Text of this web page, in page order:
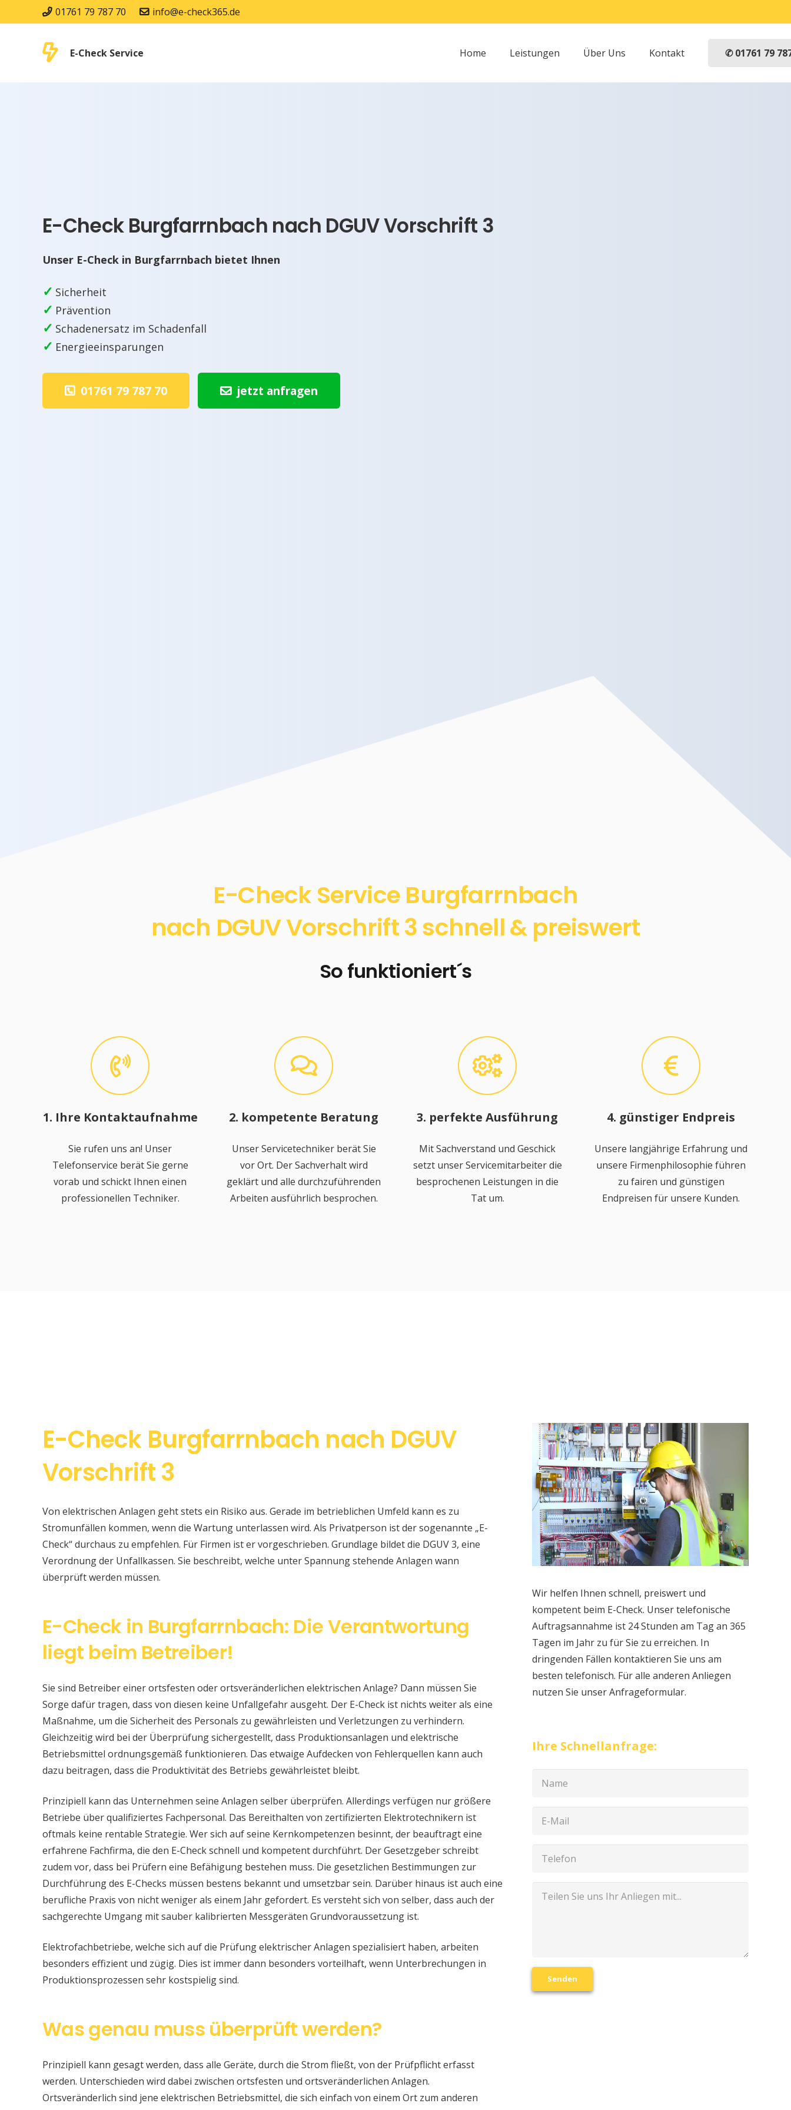
01761 79 787 70 info@e-check365.de
E-Check Service Home Leistungen Über Uns Kontakt ✆ 01761 79
E-Check Burgfarrnbach nach DGUV Vorschrift 3
Unser E-Check in Burgfarrnbach bietet Ihnen
✓ Sicherheit
✓ Prävention
✓ Schadenersatz im Schadenfall
✓ Energieeinsparungen
01761 79 787 70 jetzt anfragen
E-Check Service Burgfarrnbach
nach DGUV Vorschrift 3 schnell & preiswert
So funktioniert´s
1. Ihre Kontaktaufnahme
Sie rufen uns an! Unser
Telefonservice berät Sie gerne
vorab und schickt Ihnen einen
professionellen Techniker.
2. kompetente Beratung
Unser Servicetechniker berät Sie
vor Ort. Der Sachverhalt wird
geklärt und alle durchzuführenden
Arbeiten ausführlich besprochen.
3. perfekte Ausführung
Mit Sachverstand und Geschick
setzt unser Servicemitarbeiter die
besprochenen Leistungen in die
Tat um.
4. günstiger Endpreis
Unsere langjährige Erfahrung und
unsere Firmenphilosophie führen
zu fairen und günstigen
Endpreisen für unsere Kunden.
E-Check Burgfarrnbach nach DGUV
Vorschrift 3
Von elektrischen Anlagen geht stets ein Risiko aus. Gerade im betrieblichen Umfeld kann es zu
Stromunfällen kommen, wenn die Wartung unterlassen wird. Als Privatperson ist der sogenannte „E-
Check“ durchaus zu empfehlen. Für Firmen ist er vorgeschrieben. Grundlage bildet die DGUV 3, eine
Verordnung der Unfallkassen. Sie beschreibt, welche unter Spannung stehende Anlagen wann
überprüft werden müssen.
E-Check in Burgfarrnbach: Die Verantwortung
liegt beim Betreiber!
Sie sind Betreiber einer ortsfesten oder ortsveränderlichen elektrischen Anlage? Dann müssen Sie
Sorge dafür tragen, dass von diesen keine Unfallgefahr ausgeht. Der E-Check ist nichts weiter als eine
Maßnahme, um die Sicherheit des Personals zu gewährleisten und Verletzungen zu verhindern.
Gleichzeitig wird bei der Überprüfung sichergestellt, dass Produktionsanlagen und elektrische
Betriebsmittel ordnungsgemäß funktionieren. Das etwaige Aufdecken von Fehlerquellen kann auch
dazu beitragen, dass die Produktivität des Betriebs gewährleistet bleibt.
Prinzipiell kann das Unternehmen seine Anlagen selber überprüfen. Allerdings verfügen nur größere
Betriebe über qualifiziertes Fachpersonal. Das Bereithalten von zertifizierten Elektrotechnikern ist
oftmals keine rentable Strategie. Wer sich auf seine Kernkompetenzen besinnt, der beauftragt eine
erfahrene Fachfirma, die den E-Check schnell und kompetent durchführt. Der Gesetzgeber schreibt
zudem vor, dass bei Prüfern eine Befähigung bestehen muss. Die gesetzlichen Bestimmungen zur
Durchführung des E-Checks müssen bestens bekannt und umsetzbar sein. Darüber hinaus ist auch eine
berufliche Praxis von nicht weniger als einem Jahr gefordert. Es versteht sich von selber, dass auch der
sachgerechte Umgang mit sauber kalibrierten Messgeräten Grundvoraussetzung ist.
Elektrofachbetriebe, welche sich auf die Prüfung elektrischer Anlagen spezialisiert haben, arbeiten
besonders effizient und zügig. Dies ist immer dann besonders vorteilhaft, wenn Unterbrechungen in
Produktionsprozessen sehr kostspielig sind.
Was genau muss überprüft werden?
Prinzipiell kann gesagt werden, dass alle Geräte, durch die Strom fließt, von der Prüfpflicht erfasst
werden. Unterschieden wird dabei zwischen ortsfesten und ortsveränderlichen Anlagen.
Ortsveränderlich sind jene elektrischen Betriebsmittel, die sich einfach von einem Ort zum anderen
Wir helfen Ihnen schnell, preiswert und
kompetent beim E-Check. Unser telefonische
Auftragsannahme ist 24 Stunden am Tag an 365
Tagen im Jahr zu für Sie zu erreichen. In
dringenden Fällen kontaktieren Sie uns am
besten telefonisch. Für alle anderen Anliegen
nutzen Sie unser Anfrageformular.
Ihre Schnellanfrage:
Senden